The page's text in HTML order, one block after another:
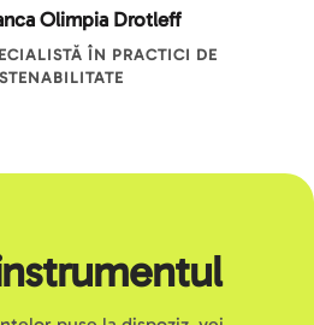
Olimpia Drotleff
ÎN PRACTICI DE